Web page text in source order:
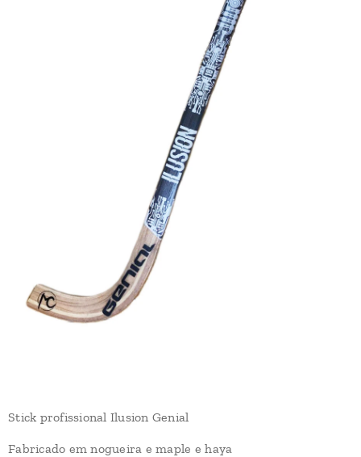
Stick profissional Ilusion Genial
Fabricado em nogueira e maple e haya